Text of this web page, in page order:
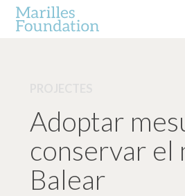
Adoptar
conservar el
Balear